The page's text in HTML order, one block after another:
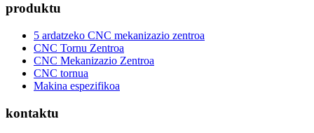
produktu
5 ardatzeko CNC mekanizazio zentroa
CNC Tornu Zentroa
CNC Mekanizazio Zentroa
CNC tornua
Makina espezifikoa
kontaktu